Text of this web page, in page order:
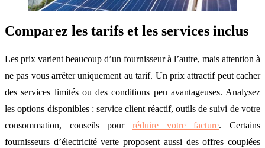
Comparez les tarifs et les services inclus
Les prix varient beaucoup d’un fournisseur à l’autre, mais attention à
ne pas vous arrêter uniquement au tarif. Un prix attractif peut cacher
des services limités ou des conditions peu avantageuses. Analysez
les options disponibles : service client réactif, outils de suivi de votre
consommation, conseils pour réduire votre facture. Certains
fournisseurs d’électricité verte proposent aussi des offres couplées